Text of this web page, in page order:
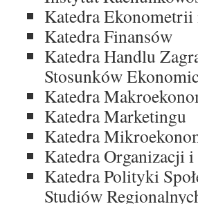
Katedra
Katedra Finansów
Katedra Handlu
Stosunków
Katedra
Katedra Marketingu
Katedra
Katedra Organizacji
Katedra Polityki
Studiów